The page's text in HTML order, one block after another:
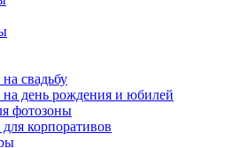
свадьбу
на день рождения и юбилей
фотозоны
корпоративов